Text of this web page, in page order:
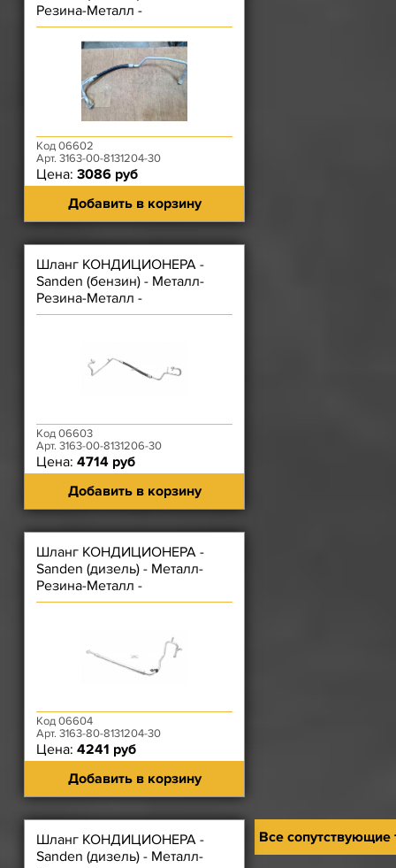
Резина-Металл -
ИСПАРИТЕЛЬ-КОМПРЕССОР
Код 06602
Арт. 3163-00-8131204-30
Цена: 3086 руб
Добавить в корзину
Шланг КОНДИЦИОНЕРА -
Sanden (бензин) - Металл-
Резина-Металл -
КОМПРЕССОР-
Код 06603
Арт. 3163-00-8131206-30
Цена: 4714 руб
Добавить в корзину
Шланг КОНДИЦИОНЕРА -
Sanden (дизель) - Металл-
Резина-Металл -
ИСПАРИТЕЛЬ-КОМПРЕССОР
Код 06604
Арт. 3163-80-8131204-30
Цена: 4241 руб
Добавить в корзину
Шланг КОНДИЦИОНЕРА -
Sanden (дизель) - Металл-
Все сопутствующие